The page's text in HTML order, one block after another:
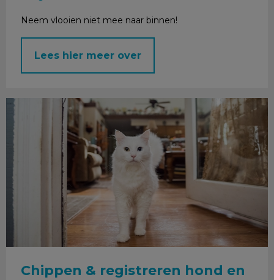
Neem vlooien niet mee naar binnen!
Lees hier meer over
Chippen & registreren hond en kat
Chippen & registreren hond en